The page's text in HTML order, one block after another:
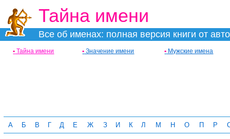
Тайна имени
Все об именах: полная версия книги от
• Тайна имени • Значение имени • Мужские имена
А Б В Г Д Е Ж З И К Л М Н О П Р